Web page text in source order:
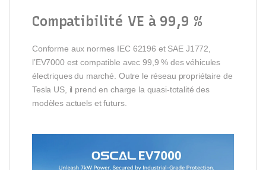
Compatibilité VE à 99,9 %
Conforme aux normes IEC 62196 et SAE J1772,
l’EV7000 est compatible avec 99,9 % des véhicules
électriques du marché. Outre le réseau propriétaire de
Tesla US, il prend en charge la quasi-totalité des
modèles actuels et futurs.